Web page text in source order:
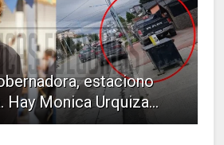
estaciono
Hay Monica Urquiza...